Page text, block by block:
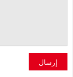
إرسال